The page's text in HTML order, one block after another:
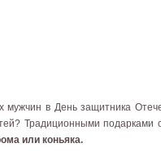
мужчин в День защитника
Традиционными подарками
или коньяка.